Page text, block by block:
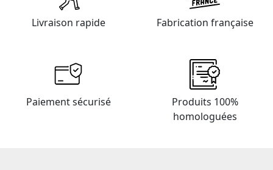
Livraison rapide Fabrication française
Paiement sécurisé
Produits 100%
homologuées